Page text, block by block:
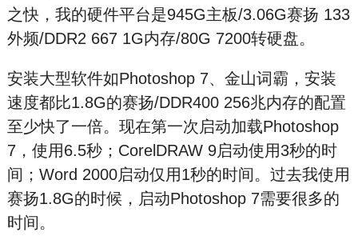
之快，我的硬件平台是945G主板/3.06G赛扬 133
外频/DDR2 667 1G内存/80G 7200转硬盘。
安装大型软件如Photoshop 7、金山词霸，安装
速度都比1.8G的赛扬/DDR400 256兆内存的配置
至少快了一倍。现在第一次启动加载Photoshop
7，使用6.5秒；CorelDRAW 9启动使用3秒的时
间；Word 2000启动仅用1秒的时间。过去我使用
赛扬1.8G的时候，启动Photoshop 7需要很多的
时间。